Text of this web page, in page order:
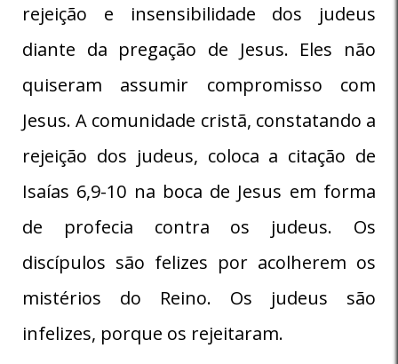
rejeição e insensibilidade dos judeus
diante da pregação de Jesus. Eles não
quiseram assumir compromisso com
Jesus. A comunidade cristã, constatando a
rejeição dos judeus, coloca a citação de
Isaías 6,9-10 na boca de Jesus em forma
de profecia contra os judeus. Os
discípulos são felizes por acolherem os
mistérios do Reino. Os judeus são
infelizes, porque os rejeitaram.